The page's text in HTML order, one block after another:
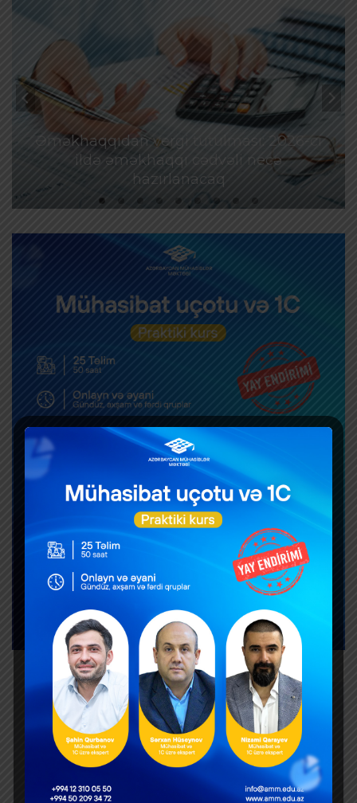
Əməkhaqqıdan vergi tutulması: 2026-cı
ildə əməkhaqqı cədvəli necə
hazırlanacaq